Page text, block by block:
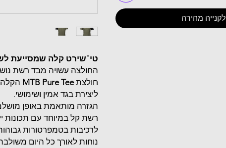
טי־שירט קלה שמסייעת
החולצה עשויה מבד רשת
חולצתMTB Pure Tee הקלה
ליצירת בגד אמין ושימושי.
רשת קל במיוחד עם תכונות
לרכיבות בטמפרטורות
נוחות לאורך כל היום
לקנייה מהירה